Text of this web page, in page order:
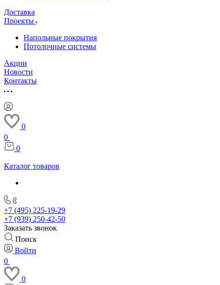
Доставка
Проекты
Напольные покрытия
Потолочные системы
Акции
Новости
Контакты
0
0
0
Каталог товаров
+7 (495) 225-19-29
+7 (939) 250-42-50
Заказать звонок
Поиск
Войти
0
0